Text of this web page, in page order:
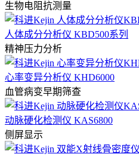
生物电阻抗测量
人体成分分析仪 KBD500系列
精神压力分析
心率变异分析仪 KHD6000
血管病变早期筛查
动脉硬化检测仪 KAS6800
侧屏显示